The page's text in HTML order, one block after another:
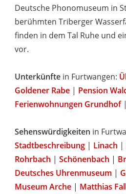
Deutsche Phonomuseum in
berühmten Triberger
finden in dem Tal Ruhe und
vor.
Unterkünfte in Furtwangen:
Goldener Rabe | Pension
Ferienwohnungen Grundhof|
Sehenswürdigkeiten in
Stadtbeschreibung | Linach |
Rohrbach | Schönenbach |
Deutsches Uhrenmuseum |
Museum Arche | Matthias